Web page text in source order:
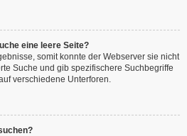
eine leere Seite?
somit konnte der Webserver sie nicht
Suche und gib spezifischere Suchbegriffe
verschiedene Unterforen.